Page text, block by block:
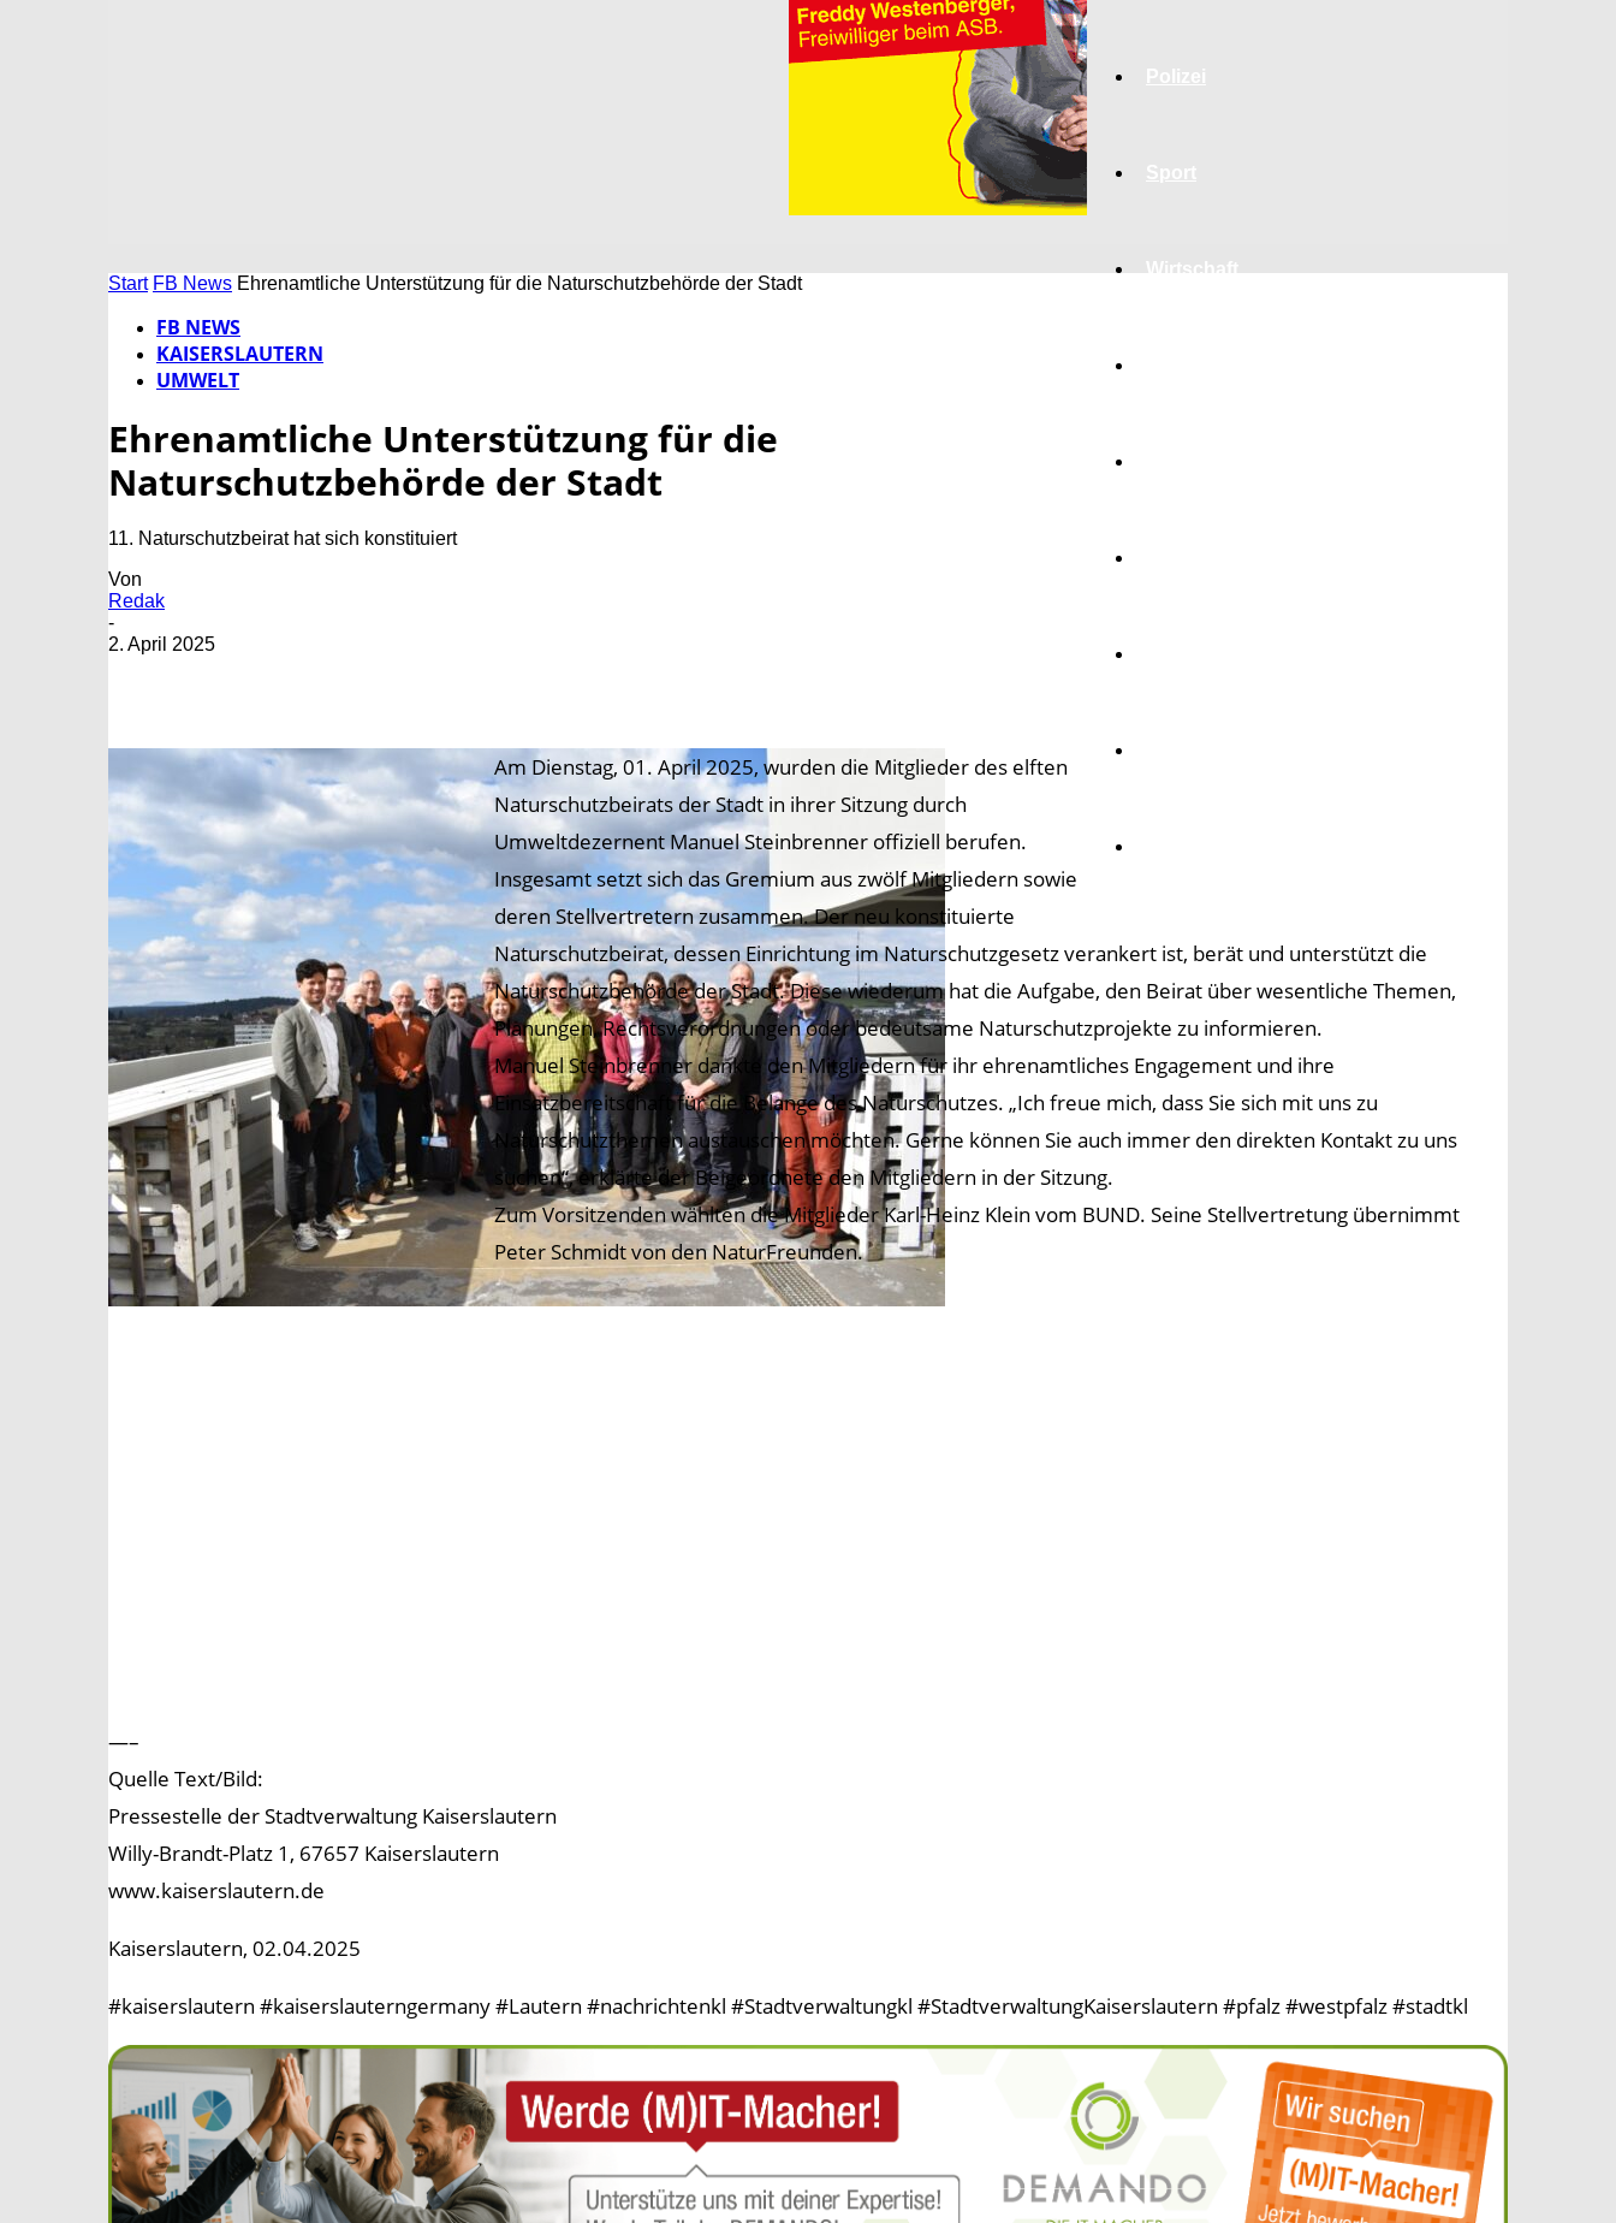
Wirtschaft
Start FB News Ehrenamtliche Unterstützung für die Naturschutzbehörde der Stadt
FB NEWS
KAISERSLAUTERN
UMWELT
Ehrenamtliche Unterstützung für die
Naturschutzbehörde der Stadt
11. Naturschutzbeirat hat sich konstituiert
Von
Redak
-
2. April 2025
Am Dienstag, 01. April 2025, wurden die Mitglieder des elften
Naturschutzbeirats der Stadt in ihrer Sitzung durch
Umweltdezernent Manuel Steinbrenner offiziell berufen.
Insgesamt setzt sich das Gremium aus zwölf Mitgliedern sowie
deren Stellvertretern zusammen. Der neu konstituierte
Naturschutzbeirat, dessen Einrichtung im Naturschutzgesetz verankert ist, berät und unterstützt die
Naturschutzbehörde der Stadt. Diese wiederum hat die Aufgabe, den Beirat über wesentliche Themen,
Planungen, Rechtsverordnungen oder bedeutsame Naturschutzprojekte zu informieren.
Manuel Steinbrenner dankte den Mitgliedern für ihr ehrenamtliches Engagement und ihre
Einsatzbereitschaft für die Belange des Naturschutzes. „Ich freue mich, dass Sie sich mit uns zu
Naturschutzthemen austauschen möchten. Gerne können Sie auch immer den direkten Kontakt zu uns
suchen“, erklärte der Beigeordnete den Mitgliedern in der Sitzung.
Zum Vorsitzenden wählten die Mitglieder Karl-Heinz Klein vom BUND. Seine Stellvertretung übernimmt
Peter Schmidt von den NaturFreunden.
—–
Quelle Text/Bild:
Pressestelle der Stadtverwaltung Kaiserslautern
Willy-Brandt-Platz 1, 67657 Kaiserslautern
www.kaiserslautern.de
Kaiserslautern, 02.04.2025
#kaiserslautern #kaiserslauterngermany #Lautern #nachrichtenkl #Stadtverwaltungkl #StadtverwaltungKaiserslautern #pfalz #westpfalz #stadtkl